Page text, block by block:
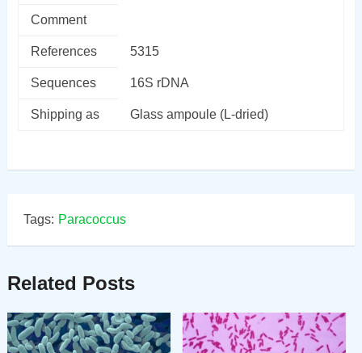
Comment
References 5315
Sequences 16S rDNA
Shipping as Glass ampoule (L-dried)
Tags: Paracoccus
Related Posts